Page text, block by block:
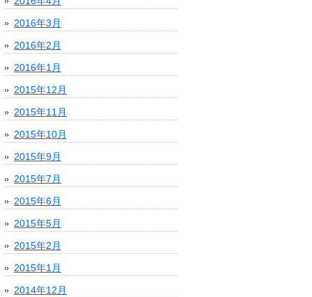
2016年3月
2016年2月
2016年1月
2015年12月
2015年11月
2015年10月
2015年9月
2015年7月
2015年6月
2015年5月
2015年2月
2015年1月
2014年12月